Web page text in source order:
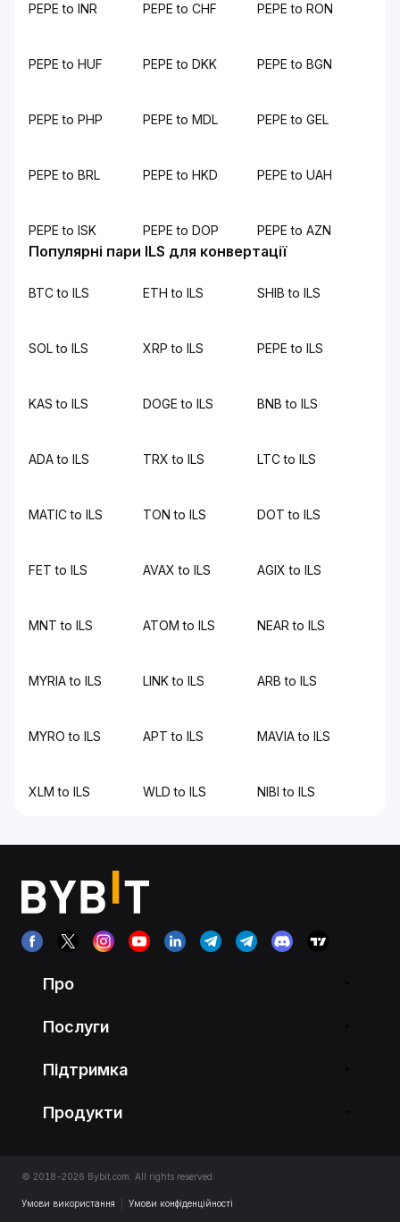
PEPE to INR PEPE to CHF PEPE to RON
PEPE to HUF PEPE to DKK PEPE to BGN
PEPE to PHP PEPE to MDL PEPE to GEL
PEPE to BRL PEPE to HKD PEPE to UAH
PEPE to ISK PEPE to DOP PEPE to AZN
Популярні пари ILS для конвертації
BTC to ILS ETH to ILS SHIB to ILS
SOL to ILS XRP to ILS PEPE to ILS
KAS to ILS DOGE to ILS BNB to ILS
ADA to ILS TRX to ILS LTC to ILS
MATIC to ILS TON to ILS DOT to ILS
FET to ILS AVAX to ILS AGIX to ILS
MNT to ILS ATOM to ILS NEAR to ILS
MYRIA to ILS LINK to ILS ARB to ILS
MYRO to ILS APT to ILS MAVIA to ILS
XLM to ILS WLD to ILS NIBI to ILS
Про
Послуги
Підтримка
Продукти
© 2018-2026 Bybit.com. All rights reserved.
Умови використання Умови конфіденційності